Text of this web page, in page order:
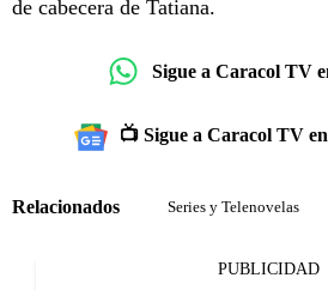
de cabecera de Tatiana.
Sigue a Caracol TV
📺 Sigue a Caracol TV
Relacionados Series y Telenovelas
PUBLICIDAD